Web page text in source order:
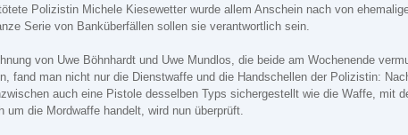
Polizistin Michele Kiesewetter wurde allem Anschein nach von
Serie von Banküberfällen sollen sie verantwortlich sein.
von Uwe Böhnhardt und Uwe Mundlos, die beide am Wochenende
fand man nicht nur die Dienstwaffe und die Handschellen der Polizistin:
auch eine Pistole desselben Typs sichergestellt wie die Waffe, mit
die Mordwaffe handelt, wird nun überprüft.